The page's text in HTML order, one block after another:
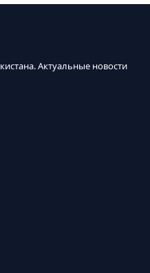
Актуальные новости